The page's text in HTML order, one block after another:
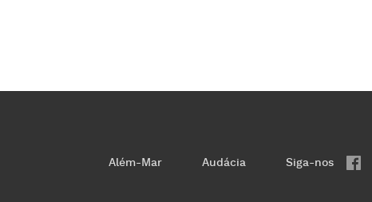
Além-Mar Audácia Siga-nos